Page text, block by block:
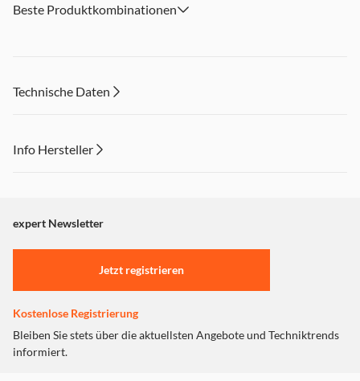
Beste Produktkombinationen
Technische Daten
Info Hersteller
"Marketing".
Einstellungen anpassen
expert Newsletter
Jetzt registrieren
Kostenlose Registrierung
Bleiben Sie stets über die aktuellsten Angebote und Techniktrends
informiert.